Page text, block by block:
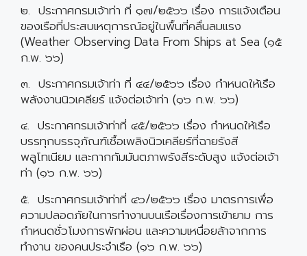
๒. ประกาศกรมเจ้าท่า ที่ ๑๗/๒๕๖๖ เรื่อง การแจ้งเตือน
ของเรือที่ประสบเหตุการณ์อยู่ในพื้นที่คลื่นลมแรง
(Weather Observing Data From Ships at Sea (๑๕
ก.พ. ๖๖)
๓. ประกาศกรมเจ้าท่า ที่ ๔๔/๒๕๖๖ เรื่อง กำหนดให้เรือ
พลังงานนิวเคลียร์ แจ้งต่อเจ้าท่า (๑๖ ก.พ. ๖๖)
๔. ประกาศกรมเจ้าท่าที่ ๔๕/๒๕๖๖ เรื่อง กำหนดให้เรือ
บรรทุกบรรจุภัณฑ์เชื้อเพลิงนิวเคลียร์ที่ฉายรังสี
พลูโทเนียม และกากกัมมันตภาพรังสีระดับสูง แจ้งต่อเจ้า
ท่า (๑๖ ก.พ. ๖๖)
๕. ประกาศกรมเจ้าท่าที่ ๔๖/๒๕๖๖ เรื่อง มาตรการเพื่อ
ความปลอดภัยในการทำงานบนเรือเรื่องการเข้ายาม การ
กำหนดชั่วโมงการพักผ่อน และความเหนื่อยล้าจากการ
ทำงาน ของคนประจำเรือ (๑๖ ก.พ. ๖๖)